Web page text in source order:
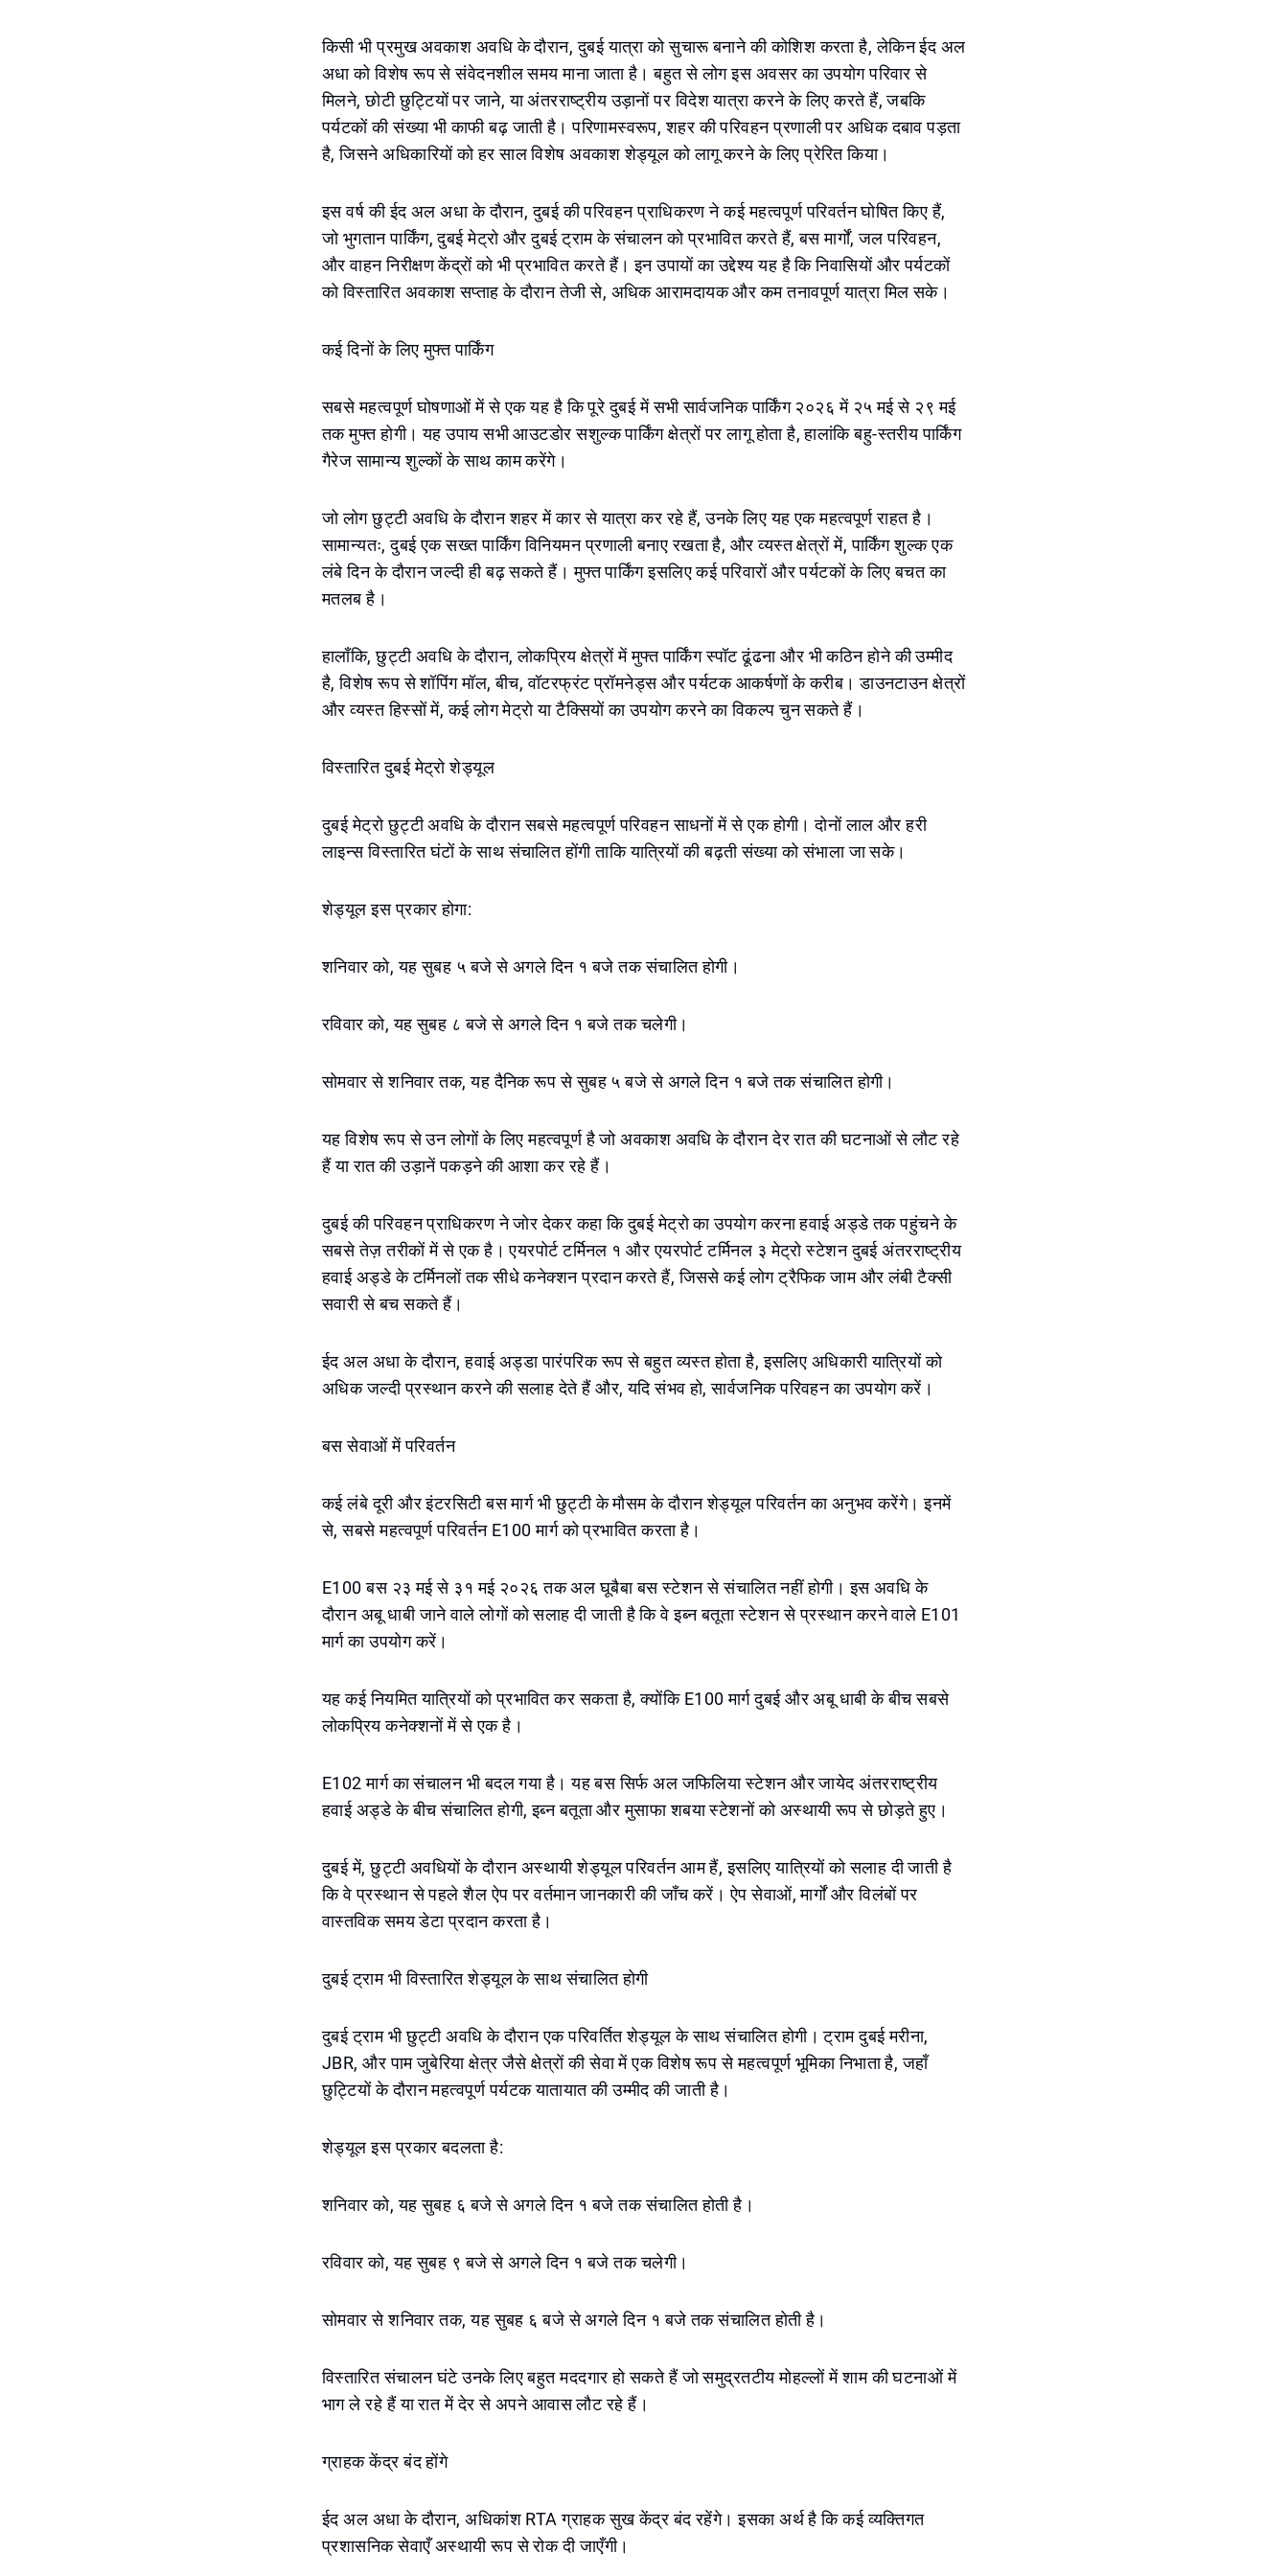
किसी भी प्रमुख अवकाश अवधि के दौरान, दुबई यात्रा को सुचारू बनाने की कोशिश करता है, लेकिन ईद अल
अधा को विशेष रूप से संवेदनशील समय माना जाता है। बहुत से लोग इस अवसर का उपयोग परिवार से
मिलने, छोटी छुट्टियों पर जाने, या अंतरराष्ट्रीय उड़ानों पर विदेश यात्रा करने के लिए करते हैं, जबकि
पर्यटकों की संख्या भी काफी बढ़ जाती है। परिणामस्वरूप, शहर की परिवहन प्रणाली पर अधिक दबाव पड़ता
है, जिसने अधिकारियों को हर साल विशेष अवकाश शेड्यूल को लागू करने के लिए प्रेरित किया।
इस वर्ष की ईद अल अधा के दौरान, दुबई की परिवहन प्राधिकरण ने कई महत्वपूर्ण परिवर्तन घोषित किए हैं,
जो भुगतान पार्किंग, दुबई मेट्रो और दुबई ट्राम के संचालन को प्रभावित करते हैं, बस मार्गों, जल परिवहन,
और वाहन निरीक्षण केंद्रों को भी प्रभावित करते हैं। इन उपायों का उद्देश्य यह है कि निवासियों और पर्यटकों
को विस्तारित अवकाश सप्ताह के दौरान तेजी से, अधिक आरामदायक और कम तनावपूर्ण यात्रा मिल सके।
कई दिनों के लिए मुफ्त पार्किंग
सबसे महत्वपूर्ण घोषणाओं में से एक यह है कि पूरे दुबई में सभी सार्वजनिक पार्किंग २०२६ में २५ मई से २९ मई
तक मुफ्त होगी। यह उपाय सभी आउटडोर सशुल्क पार्किंग क्षेत्रों पर लागू होता है, हालांकि बहु-स्तरीय पार्किंग
गैरेज सामान्य शुल्कों के साथ काम करेंगे।
जो लोग छुट्टी अवधि के दौरान शहर में कार से यात्रा कर रहे हैं, उनके लिए यह एक महत्वपूर्ण राहत है।
सामान्यतः, दुबई एक सख्त पार्किंग विनियमन प्रणाली बनाए रखता है, और व्यस्त क्षेत्रों में, पार्किंग शुल्क एक
लंबे दिन के दौरान जल्दी ही बढ़ सकते हैं। मुफ्त पार्किंग इसलिए कई परिवारों और पर्यटकों के लिए बचत का
मतलब है।
हालाँकि, छुट्टी अवधि के दौरान, लोकप्रिय क्षेत्रों में मुफ्त पार्किंग स्पॉट ढूंढना और भी कठिन होने की उम्मीद
है, विशेष रूप से शॉपिंग मॉल, बीच, वॉटरफ्रंट प्रॉमनेड्स और पर्यटक आकर्षणों के करीब। डाउनटाउन क्षेत्रों
और व्यस्त हिस्सों में, कई लोग मेट्रो या टैक्सियों का उपयोग करने का विकल्प चुन सकते हैं।
विस्तारित दुबई मेट्रो शेड्यूल
दुबई मेट्रो छुट्टी अवधि के दौरान सबसे महत्वपूर्ण परिवहन साधनों में से एक होगी। दोनों लाल और हरी
लाइन्स विस्तारित घंटों के साथ संचालित होंगी ताकि यात्रियों की बढ़ती संख्या को संभाला जा सके।
शेड्यूल इस प्रकार होगा:
शनिवार को, यह सुबह ५ बजे से अगले दिन १ बजे तक संचालित होगी।
रविवार को, यह सुबह ८ बजे से अगले दिन १ बजे तक चलेगी।
सोमवार से शनिवार तक, यह दैनिक रूप से सुबह ५ बजे से अगले दिन १ बजे तक संचालित होगी।
यह विशेष रूप से उन लोगों के लिए महत्वपूर्ण है जो अवकाश अवधि के दौरान देर रात की घटनाओं से लौट रहे
हैं या रात की उड़ानें पकड़ने की आशा कर रहे हैं।
दुबई की परिवहन प्राधिकरण ने जोर देकर कहा कि दुबई मेट्रो का उपयोग करना हवाई अड्डे तक पहुंचने के
सबसे तेज़ तरीकों में से एक है। एयरपोर्ट टर्मिनल १ और एयरपोर्ट टर्मिनल ३ मेट्रो स्टेशन दुबई अंतरराष्ट्रीय
हवाई अड्डे के टर्मिनलों तक सीधे कनेक्शन प्रदान करते हैं, जिससे कई लोग ट्रैफिक जाम और लंबी टैक्सी
सवारी से बच सकते हैं।
ईद अल अधा के दौरान, हवाई अड्डा पारंपरिक रूप से बहुत व्यस्त होता है, इसलिए अधिकारी यात्रियों को
अधिक जल्दी प्रस्थान करने की सलाह देते हैं और, यदि संभव हो, सार्वजनिक परिवहन का उपयोग करें।
बस सेवाओं में परिवर्तन
कई लंबे दूरी और इंटरसिटी बस मार्ग भी छुट्टी के मौसम के दौरान शेड्यूल परिवर्तन का अनुभव करेंगे। इनमें
से, सबसे महत्वपूर्ण परिवर्तन E100 मार्ग को प्रभावित करता है।
E100 बस २३ मई से ३१ मई २०२६ तक अल घूबैबा बस स्टेशन से संचालित नहीं होगी। इस अवधि के
दौरान अबू धाबी जाने वाले लोगों को सलाह दी जाती है कि वे इब्न बतूता स्टेशन से प्रस्थान करने वाले E101
मार्ग का उपयोग करें।
यह कई नियमित यात्रियों को प्रभावित कर सकता है, क्योंकि E100 मार्ग दुबई और अबू धाबी के बीच सबसे
लोकप्रिय कनेक्शनों में से एक है।
E102 मार्ग का संचालन भी बदल गया है। यह बस सिर्फ अल जफिलिया स्टेशन और जायेद अंतरराष्ट्रीय
हवाई अड्डे के बीच संचालित होगी, इब्न बतूता और मुसाफा शबया स्टेशनों को अस्थायी रूप से छोड़ते हुए।
दुबई में, छुट्टी अवधियों के दौरान अस्थायी शेड्यूल परिवर्तन आम हैं, इसलिए यात्रियों को सलाह दी जाती है
कि वे प्रस्थान से पहले शैल ऐप पर वर्तमान जानकारी की जाँच करें। ऐप सेवाओं, मार्गों और विलंबों पर
वास्तविक समय डेटा प्रदान करता है।
दुबई ट्राम भी विस्तारित शेड्यूल के साथ संचालित होगी
दुबई ट्राम भी छुट्टी अवधि के दौरान एक परिवर्तित शेड्यूल के साथ संचालित होगी। ट्राम दुबई मरीना,
JBR, और पाम जुबेरिया क्षेत्र जैसे क्षेत्रों की सेवा में एक विशेष रूप से महत्वपूर्ण भूमिका निभाता है, जहाँ
छुट्टियों के दौरान महत्वपूर्ण पर्यटक यातायात की उम्मीद की जाती है।
शेड्यूल इस प्रकार बदलता है:
शनिवार को, यह सुबह ६ बजे से अगले दिन १ बजे तक संचालित होती है।
रविवार को, यह सुबह ९ बजे से अगले दिन १ बजे तक चलेगी।
सोमवार से शनिवार तक, यह सुबह ६ बजे से अगले दिन १ बजे तक संचालित होती है।
विस्तारित संचालन घंटे उनके लिए बहुत मददगार हो सकते हैं जो समुद्रतटीय मोहल्लों में शाम की घटनाओं में
भाग ले रहे हैं या रात में देर से अपने आवास लौट रहे हैं।
ग्राहक केंद्र बंद होंगे
ईद अल अधा के दौरान, अधिकांश RTA ग्राहक सुख केंद्र बंद रहेंगे। इसका अर्थ है कि कई व्यक्तिगत
प्रशासनिक सेवाएँ अस्थायी रूप से रोक दी जाएँगी।